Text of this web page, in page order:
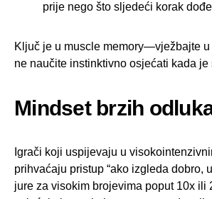
prije nego što sljedeći korak
Ključ je u muscle memory—vježbajte
ne naučite instinktivno osjećati kada je
Mindset brzih
Igrači koji uspijevaju u
prihvaćaju pristup “ako izgleda dobro,
jure za visokim brojevima poput 10x ili